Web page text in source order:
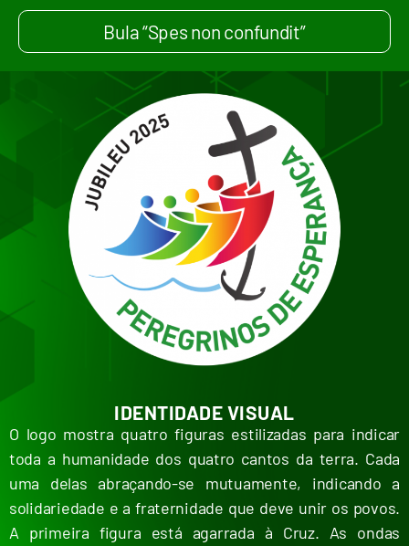
Bula “Spes non confundit”
IDENTIDADE VISUAL
O logo mostra quatro figuras estilizadas para indicar
toda a humanidade dos quatro cantos da terra. Cada
uma delas abraçando-se mutuamente, indicando a
solidariedade e a fraternidade que deve unir os povos.
A primeira figura está agarrada à Cruz. As ondas